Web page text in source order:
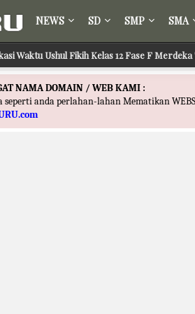
NEWS SD SMP SMA
Waktu Ushul Fikih Kelas 12 Fase F
NAMA DOMAIN / WEB KAMI :
seperti anda perlahan-lahan Mematikan